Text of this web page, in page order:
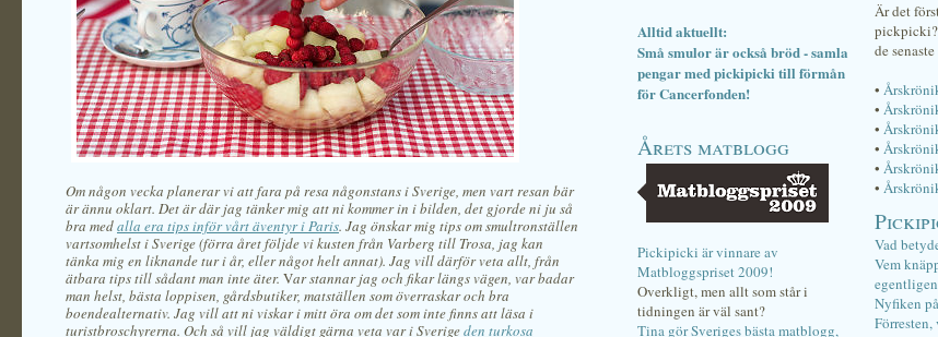
Om någon vecka planerar vi att fara på resa någonstans i Sverige, men vart resan bär
är ännu oklart. Det är där jag tänker mig att ni kommer in i bilden, det gjorde ni ju så
bra medalla era tips inför vårt äventyr i Paris. Jag önskar mig tips om smultronställen
vartsomhelst i Sverige (förra året följde vi kusten från Varberg till Trosa, jag kan
tänka mig en liknande tur i år, eller något helt annat). Jag vill därför veta allt, från
ätbara tips till sådant man inte äter. Var stannar jag och fikar längs vägen, var badar
man helst, bästa loppisen, gårdsbutiker, matställen som överraskar och bra
boendealternativ. Jag vill att ni viskar i mitt öra om det som inte finns att läsa i
turistbroschyrerna. Och så vill jag väldigt gärna veta var i Sverigeden turkosa
Alltid aktuellt:
Små smulor är också bröd - samla
pengar med pickipicki till förmån
för Cancerfonden!
Årets matblogg
Pickipicki är vinnare av
Matbloggspriset 2009!
Overkligt, men allt som står i
tidningen är väl sant?
Tina gör Sveriges bästa matblogg,
Är det
pickpicki?
de
•
•
•
•
•
•
Vad
Vem
Nyfiken